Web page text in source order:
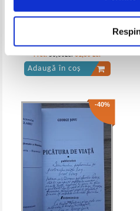
Pret:53,00Lei 31,80 Lei
Adaugă în coș
-40%